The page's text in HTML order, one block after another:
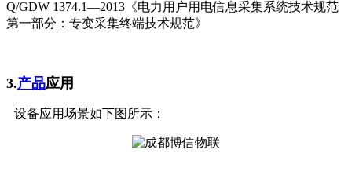
Q/GDW 1374.1—2013《电力用户用电信息采集系统技术规范
第一部分：专变采集终端技术规范》
3.产品应用
设备应用场景如下图所示：